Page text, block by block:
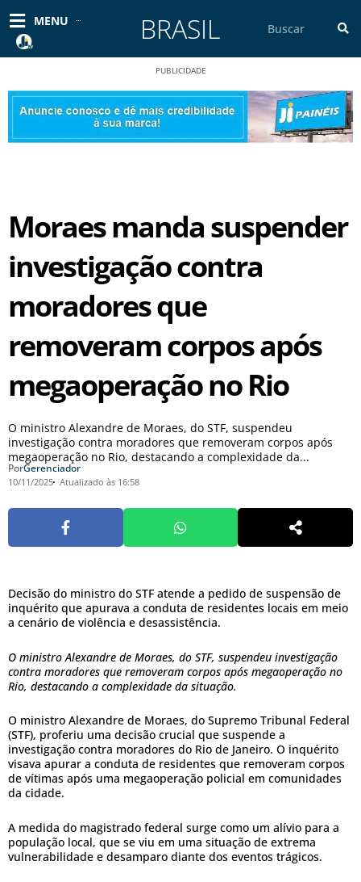
para
conteúdo
MENU BRASIL
PUBLICIDADE
Moraes manda suspender
investigação contra
moradores que
removeram corpos após
megaoperação no Rio
O ministro Alexandre de Moraes, do STF, suspendeu
investigação contra moradores que removeram corpos após
megaoperação no Rio, destacando a complexidade da...
PorGerenciador
10/11/2025 Atualizado às 16:58
Decisão do ministro do STF atende a pedido de suspensão de
inquérito que apurava a conduta de residentes locais em meio
a cenário de violência e desassistência.
O ministro Alexandre de Moraes, do STF, suspendeu investigação
contra moradores que removeram corpos após megaoperação no
Rio, destacando a complexidade da situação.
O ministro Alexandre de Moraes, do Supremo Tribunal Federal
(STF), proferiu uma decisão crucial que suspende a
investigação contra moradores do Rio de Janeiro. O inquérito
visava apurar a conduta de residentes que removeram corpos
de vítimas após uma megaoperação policial em comunidades
da cidade.
A medida do magistrado federal surge como um alívio para a
população local, que se viu em uma situação de extrema
vulnerabilidade e desamparo diante dos eventos trágicos.